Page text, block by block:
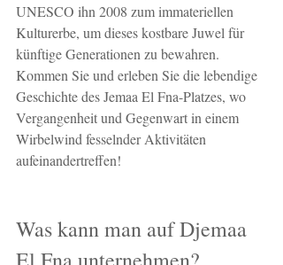
UNESCO ihn 2008 zum immateriellen
Kulturerbe, um dieses kostbare Juwel für
künftige Generationen zu bewahren.
Kommen Sie und erleben Sie die lebendige
Geschichte des Jemaa El Fna-Platzes, wo
Vergangenheit und Gegenwart in einem
Wirbelwind fesselnder Aktivitäten
aufeinandertreffen!
Was kann man auf Djemaa